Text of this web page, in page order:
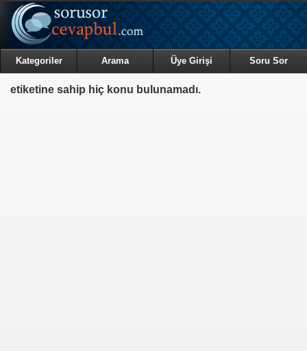
Kategoriler Arama Üye Girişi Soru Sor
etiketine sahip hiç konu bulunamadı.